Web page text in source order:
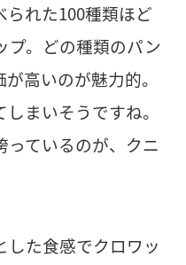
れた100種類ほど
プ。どの種類のパン
高いのが魅力的。
まいそうですね。
っているのが、クニ
した食感でクロワッ